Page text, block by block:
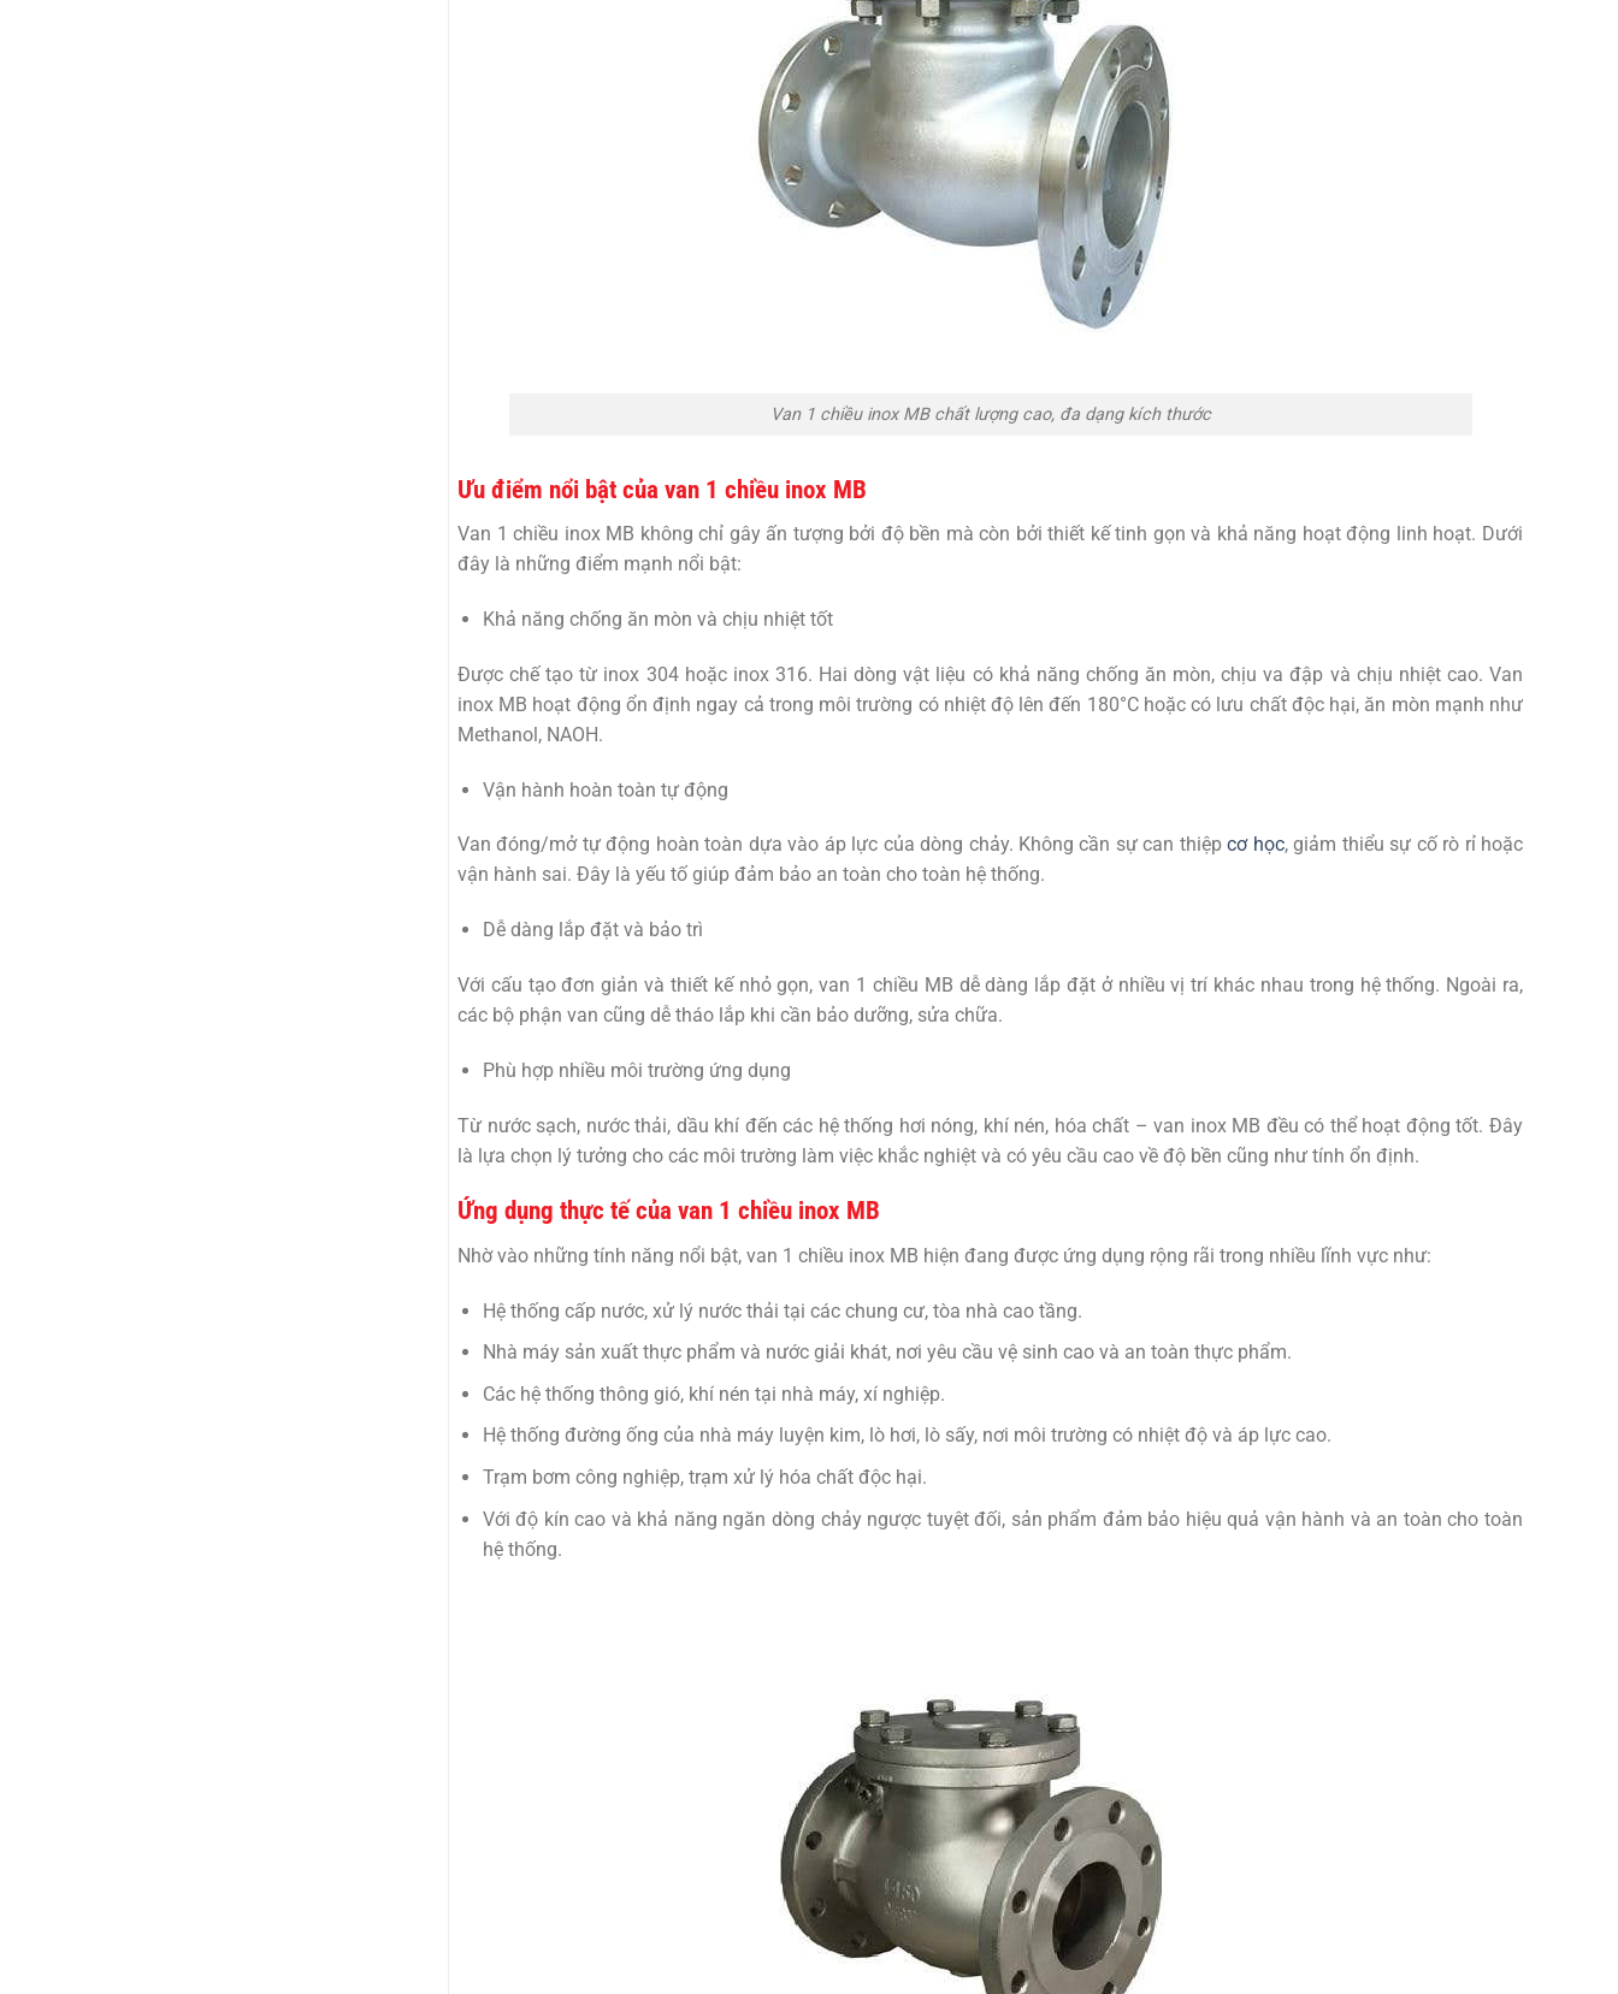
Van 1 chiều inox MB chất lượng cao, đa dạng kích thước
Ưu điểm nổi bật của van 1 chiều inox MB
Van 1 chiều inox MB không chỉ gây ấn tượng bởi độ bền mà còn bởi thiết kế tinh gọn và khả năng hoạt động linh hoạt. Dưới
đây là những điểm mạnh nổi bật:
Khả năng chống ăn mòn và chịu nhiệt tốt
Được chế tạo từ inox 304 hoặc inox 316. Hai dòng vật liệu có khả năng chống ăn mòn, chịu va đập và chịu nhiệt cao. Van
inox MB hoạt động ổn định ngay cả trong môi trường có nhiệt độ lên đến 180°C hoặc có lưu chất độc hại, ăn mòn mạnh như
Methanol, NAOH.
Vận hành hoàn toàn tự động
Van đóng/mở tự động hoàn toàn dựa vào áp lực của dòng chảy. Không cần sự can thiệpcơ học, giảm thiểu sự cố rò rỉ hoặc
vận hành sai. Đây là yếu tố giúp đảm bảo an toàn cho toàn hệ thống.
Dễ dàng lắp đặt và bảo trì
Với cấu tạo đơn giản và thiết kế nhỏ gọn, van 1 chiều MB dễ dàng lắp đặt ở nhiều vị trí khác nhau trong hệ thống. Ngoài ra,
các bộ phận van cũng dễ tháo lắp khi cần bảo dưỡng, sửa chữa.
Phù hợp nhiều môi trường ứng dụng
Từ nước sạch, nước thải, dầu khí đến các hệ thống hơi nóng, khí nén, hóa chất – van inox MB đều có thể hoạt động tốt. Đây
là lựa chọn lý tưởng cho các môi trường làm việc khắc nghiệt và có yêu cầu cao về độ bền cũng như tính ổn định.
Ứng dụng thực tế của van 1 chiều inox MB
Nhờ vào những tính năng nổi bật, van 1 chiều inox MB hiện đang được ứng dụng rộng rãi trong nhiều lĩnh vực như:
Hệ thống cấp nước, xử lý nước thải tại các chung cư, tòa nhà cao tầng.
Nhà máy sản xuất thực phẩm và nước giải khát, nơi yêu cầu vệ sinh cao và an toàn thực phẩm.
Các hệ thống thông gió, khí nén tại nhà máy, xí nghiệp.
Hệ thống đường ống của nhà máy luyện kim, lò hơi, lò sấy, nơi môi trường có nhiệt độ và áp lực cao.
Trạm bơm công nghiệp, trạm xử lý hóa chất độc hại.
Với độ kín cao và khả năng ngăn dòng chảy ngược tuyệt đối, sản phẩm đảm bảo hiệu quả vận hành và an toàn cho toàn
hệ thống.